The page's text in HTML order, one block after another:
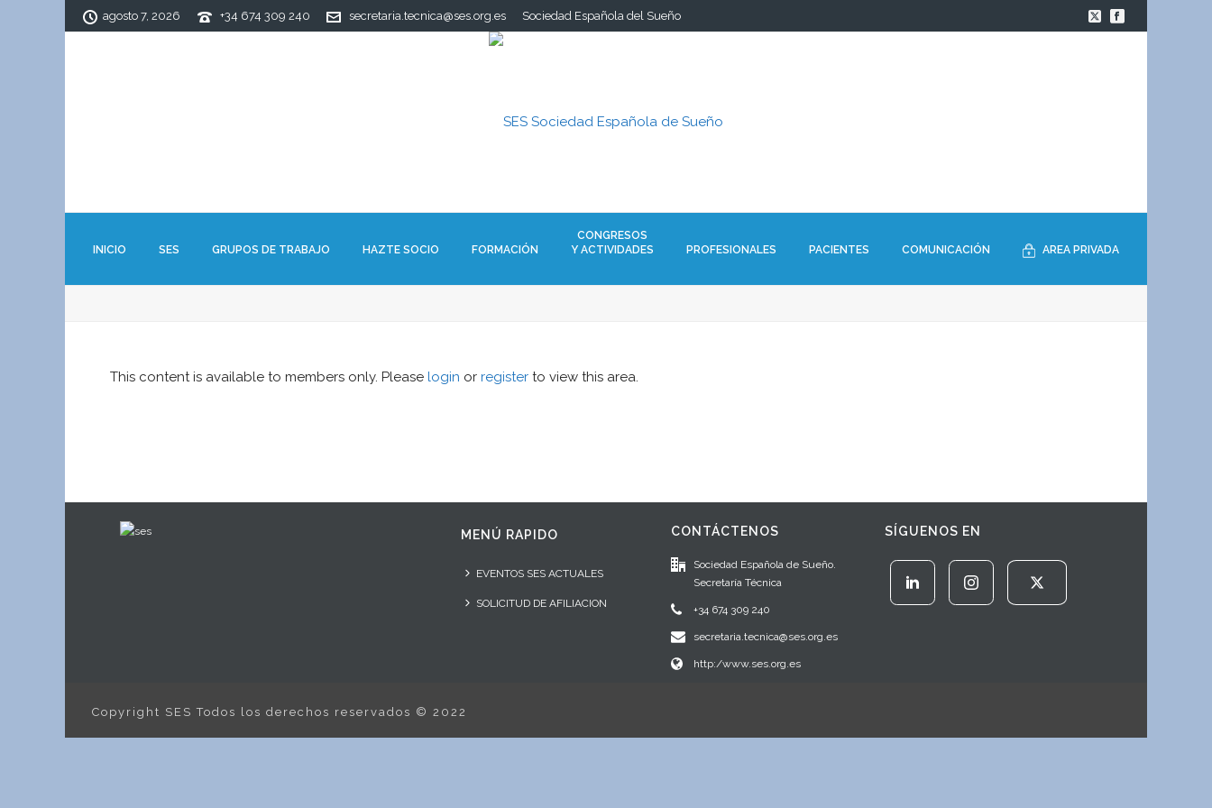
agosto 7, 2026 +34 674 309 240 secretaria.tecnica@ses.org.es Sociedad Española del Sueño
INICIO SES GRUPOS DE TRABAJO HAZTE SOCIO FORMACIÓN
CONGRESOS
Y ACTIVIDADES
PROFESIONALES PACIENTES COMUNICACIÓN AREA PRIVADA
This content is available to members only. Please login or register to view this area.
MENÚ RAPIDO
EVENTOS SES ACTUALES
SOLICITUD DE AFILIACION
CONTÁCTENOS
Sociedad Española de Sueño.
Secretaría Técnica
+34 674 309 240
secretaria.tecnica@ses.org.es
http:/www.ses.org.es
SÍGUENOS EN
Copyright SES Todos los derechos reservados © 2022